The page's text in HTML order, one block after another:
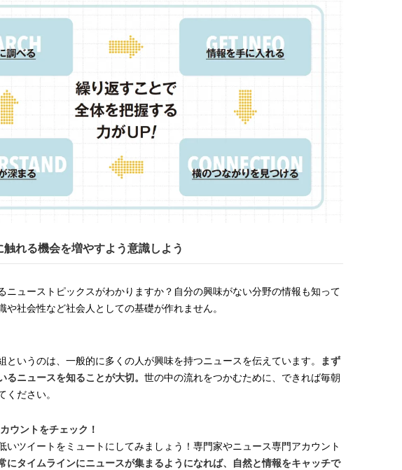
れる機会を増やすよう意識しよう
ニューストピックスがわかりますか？自分の興味がない分野の情報も知って
や社会性など社会人としての基礎が作れません。
というのは、一般的に多くの人が興味を持つニュースを伝えています。
まず
るニュースを知ることが大切。 世の中の流れをつかむために、できれば毎朝
ください。
ウントをチェック！
いツイートをミュートにしてみましょう！専門家やニュース専門アカウント
にタイムラインにニュースが集まるようになれば、自然と情報をキャッチで